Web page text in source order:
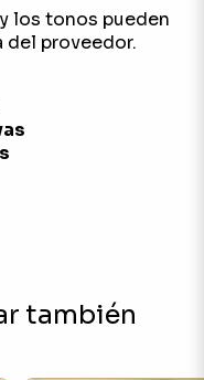
los tonos pueden
del proveedor.
también